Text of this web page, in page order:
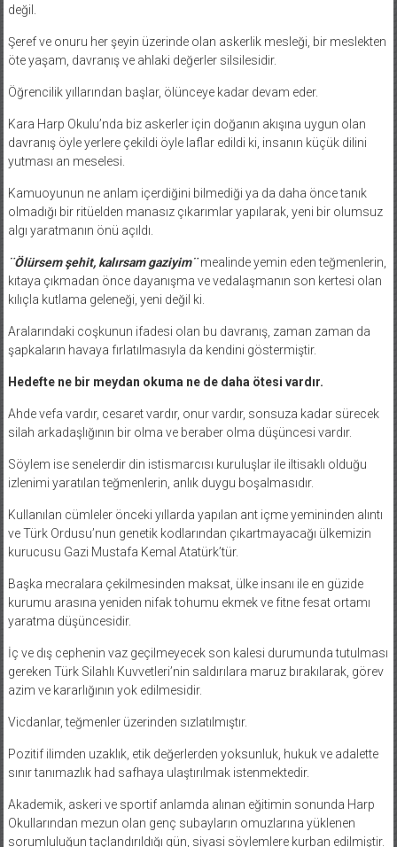
değil.
Şeref ve onuru her şeyin üzerinde olan askerlik mesleği, bir meslekten
öte yaşam, davranış ve ahlaki değerler silsilesidir.
Öğrencilik yıllarından başlar, ölünceye kadar devam eder.
Kara Harp Okulu’nda biz askerler için doğanın akışına uygun olan
davranış öyle yerlere çekildi öyle laflar edildi ki, insanın küçük dilini
yutması an meselesi.
Kamuoyunun ne anlam içerdiğini bilmediği ya da daha önce tanık
olmadığı bir ritüelden manasız çıkarımlar yapılarak, yeni bir olumsuz
algı yaratmanın önü açıldı.
¨Ölürsem şehit, kalırsam gaziyim¨mealinde yemin eden teğmenlerin,
kıtaya çıkmadan önce dayanışma ve vedalaşmanın son kertesi olan
kılıçla kutlama geleneği, yeni değil ki.
Aralarındaki coşkunun ifadesi olan bu davranış, zaman zaman da
şapkaların havaya fırlatılmasıyla da kendini göstermiştir.
Hedefte ne bir meydan okuma ne de daha ötesi vardır.
Ahde vefa vardır, cesaret vardır, onur vardır, sonsuza kadar sürecek
silah arkadaşlığının bir olma ve beraber olma düşüncesi vardır.
Söylem ise senelerdir din istismarcısı kuruluşlar ile iltisaklı olduğu
izlenimi yaratılan teğmenlerin, anlık duygu boşalmasıdır.
Kullanılan cümleler önceki yıllarda yapılan ant içme yemininden alıntı
ve Türk Ordusu’nun genetik kodlarından çıkartmayacağı ülkemizin
kurucusu Gazi Mustafa Kemal Atatürk’tür.
Başka mecralara çekilmesinden maksat, ülke insanı ile en güzide
kurumu arasına yeniden nifak tohumu ekmek ve fitne fesat ortamı
yaratma düşüncesidir.
İç ve dış cephenin vaz geçilmeyecek son kalesi durumunda tutulması
gereken Türk Silahlı Kuvvetleri’nin saldırılara maruz bırakılarak, görev
azim ve kararlığının yok edilmesidir.
Vicdanlar, teğmenler üzerinden sızlatılmıştır.
Pozitif ilimden uzaklık, etik değerlerden yoksunluk, hukuk ve adalette
sınır tanımazlık had safhaya ulaştırılmak istenmektedir.
Akademik, askeri ve sportif anlamda alınan eğitimin sonunda Harp
Okullarından mezun olan genç subayların omuzlarına yüklenen
sorumluluğun taçlandırıldığı gün, siyasi söylemlere kurban edilmiştir.